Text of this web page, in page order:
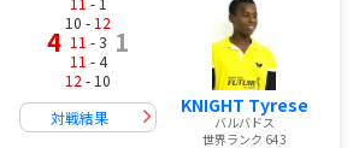
4
10 - 12
11 - 3
11 - 4
12 - 10
1
対戦結果
KNIGHT Tyrese
バルバドス
世界ランク 643